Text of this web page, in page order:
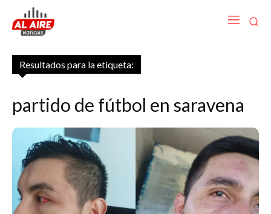
Resultados para la etiqueta:
partido de fútbol en saravena